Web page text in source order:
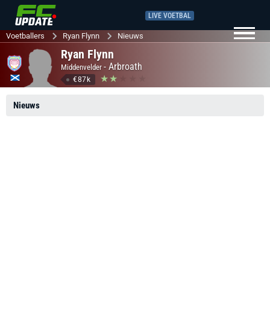
LIVE VOETBAL
Voetballers Ryan Flynn Nieuws
Ryan Flynn
Middenvelder - Arbroath
€87k
Nieuws